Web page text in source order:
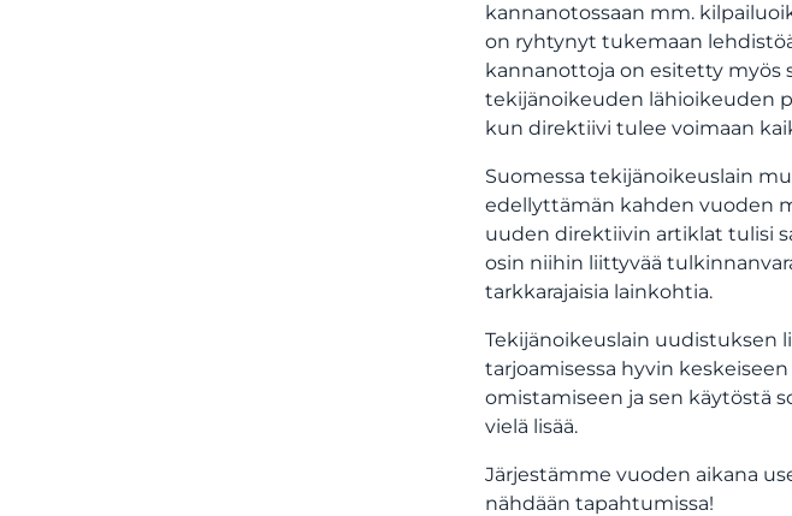
kannanotossaan mm.
on ryhtynyt tukemaan
kannanottoja on esitetty myös
tekijänoikeuden lähioikeuden
kun direktiivi tulee voimaan
Suomessa tekijänoikeuslain
edellyttämän kahden vuoden
uuden direktiivin artiklat tulisi
osin niihin liittyvää
tarkkarajaisia lainkohtia.
Tekijänoikeuslain uudistuksen
tarjoamisessa hyvin
omistamiseen ja sen käytöstä
vielä lisää.
Järjestämme vuoden aikana
nähdään tapahtumissa!